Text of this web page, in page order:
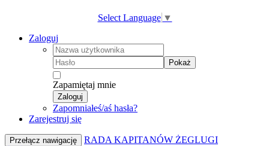
Select Language ▼
Zaloguj
Pokaż
Zapamiętaj mnie
Zaloguj
Zapomniałeś/aś hasła?
Zarejestruj się
Przełącz nawigację
RADA KAPITANÓW ŻEGLUGI